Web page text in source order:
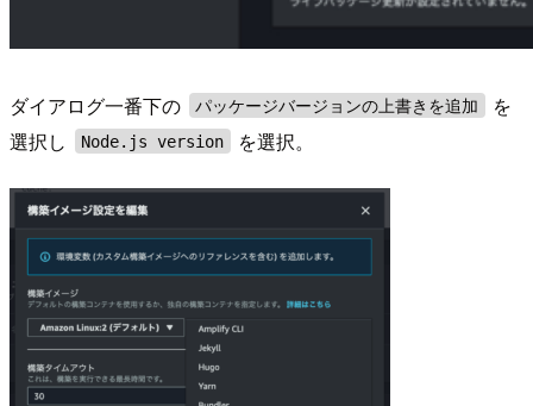
ダイアログ一番下の パッケージバージョンの上書きを追加
を
選択し
Node.js version を選択。